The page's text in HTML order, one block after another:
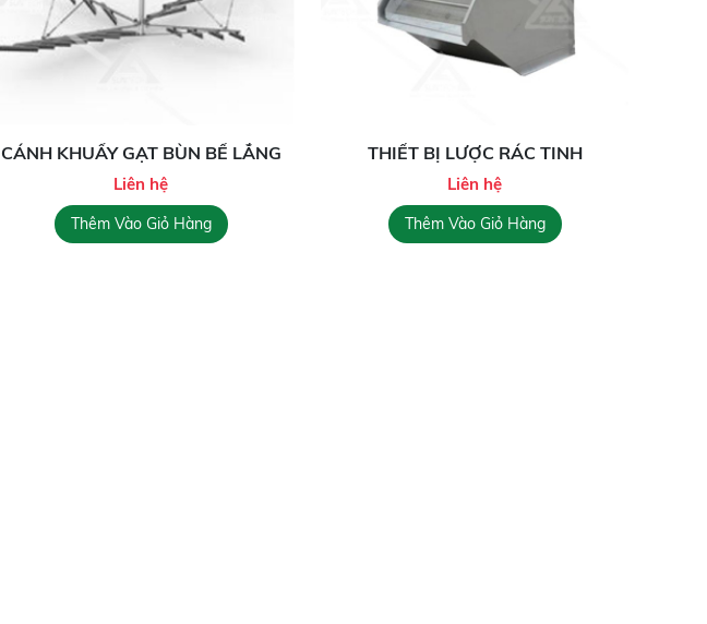
CÁNH KHUẨY GẠT BÙN BỂ LẮNG
Liên hệ
Thêm Vào Giỏ Hàng
THIẾT BỊ LƯỢC RÁC TINH
Liên hệ
Thêm Vào Giỏ Hàng